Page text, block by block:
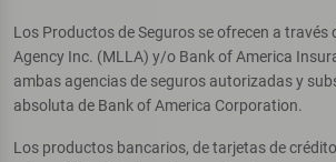
Los Productos de Seguros se ofrecen a través
Agency Inc. (MLLA) y/o Bank of America
ambas agencias de seguros autorizadas y
absoluta de Bank of America Corporation.
Los productos bancarios, de tarjetas de